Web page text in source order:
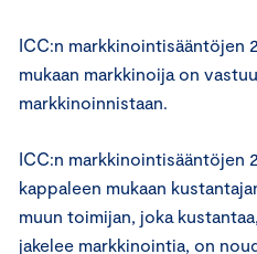
ICC:n markkinointisääntöjen
mukaan markkinoija on
markkinoinnistaan.
ICC:n markkinointisääntöjen
kappaleen mukaan
muun toimijan, joka
jakelee markkinointia, on